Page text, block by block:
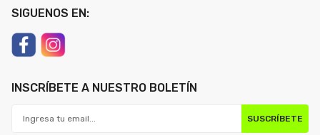
SIGUENOS EN:
INSCRÍBETE A NUESTRO BOLETÍN
SUSCRÍBETE